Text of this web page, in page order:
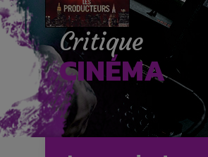
Critique
CINÉMA